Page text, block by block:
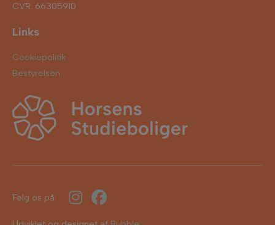
CVR: 66305910
Links
Cookiepolitik
Bestyrelsen
Følg os på: